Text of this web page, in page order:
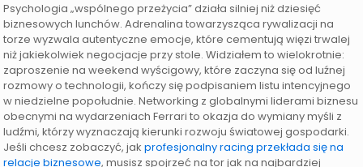
Psychologia „wspólnego przeżycia” działa silniej niż dziesięć
biznesowych lunchów. Adrenalina towarzysząca rywalizacji na
torze wyzwala autentyczne emocje, które cementują więzi trwalej
niż jakiekolwiek negocjacje przy stole. Widziałem to wielokrotnie:
zaproszenie na weekend wyścigowy, które zaczyna się od luźnej
rozmowy o technologii, kończy się podpisaniem listu intencyjnego
w niedzielne popołudnie. Networking z globalnymi liderami biznesu
obecnymi na wydarzeniach Ferrari to okazja do wymiany myśli z
ludźmi, którzy wyznaczają kierunki rozwoju światowej gospodarki.
Jeśli chcesz zobaczyć, jakprofesjonalny racing przekłada się na
relacje biznesowe, musisz spojrzeć na tor jak na najbardziej